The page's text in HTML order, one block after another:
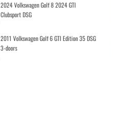
2024 Volkswagen Golf 8 2024 GTI
Clubsport DSG
2011 Volkswagen Golf 6 GTI Edition 35 DSG
3-doors